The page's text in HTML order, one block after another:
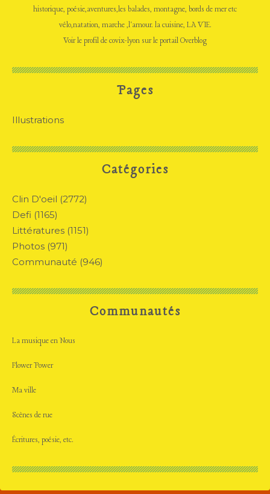
Catégories
Clin D'oeil (2772)
Defi (1165)
Littératures (1151)
Photos (971)
Communauté (946)
Pages
Illustrations
historique, poésie,aventures,les balades, montagne, bords de mer etc
vélo,natation, marche ,l'amour. la cuisine, LA VIE.
Voir le profil decovix-lyon sur le portail Overblog
Communautés
La musique en Nous
Flower Power
Ma ville
Scènes de rue
Écritures, poésie, etc.